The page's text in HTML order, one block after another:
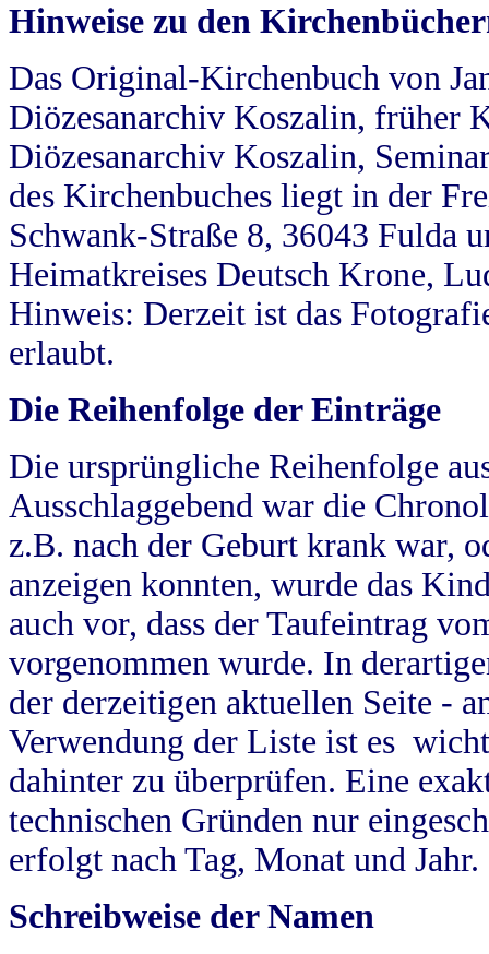
Hinweise zu den
Das Original-Kirchenbuch von
Diözesanarchiv Koszalin, früher
Diözesanarchiv Koszalin,
des Kirchenbuches liegt in der
Schwank-Straße 8, 36043 Fulda
Heimatkreises Deutsch Krone,
Hinweis: Derzeit ist das
erlaubt.
Die Reihenfolge der Einträge
Die ursprüngliche Reihenfolge
Ausschlaggebend war die
z.B. nach der Geburt krank war,
anzeigen konnten, wurde das
auch vor, dass der Taufeintrag
vorgenommen wurde. In
der derzeitigen aktuellen Seite -
Verwendung der Liste ist es
dahinter zu überprüfen. Eine
technischen Gründen nur
erfolgt nach Tag, Monat und Jahr.
Schreibweise der Namen